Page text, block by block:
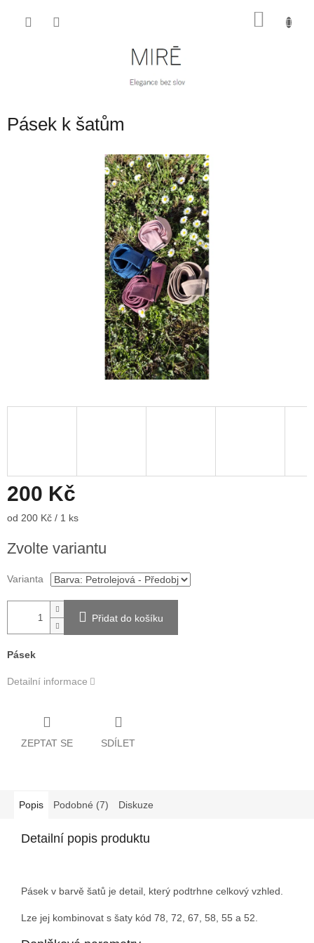
Pásek k šatům
200 Kč
Měrná
od 200 Kč / 1 ks
Zvolte variantu
Varianta
Přidat do košíku
Pásek
Detailní informace
ZEPTAT SE SDÍLET
Popis Podobné (7) Diskuze
Detailní popis produktu
Pásek v barvě šatů je detail, který podtrhne celkový vzhled.
Lze jej kombinovat s šaty kód 78, 72, 67, 58, 55 a 52.